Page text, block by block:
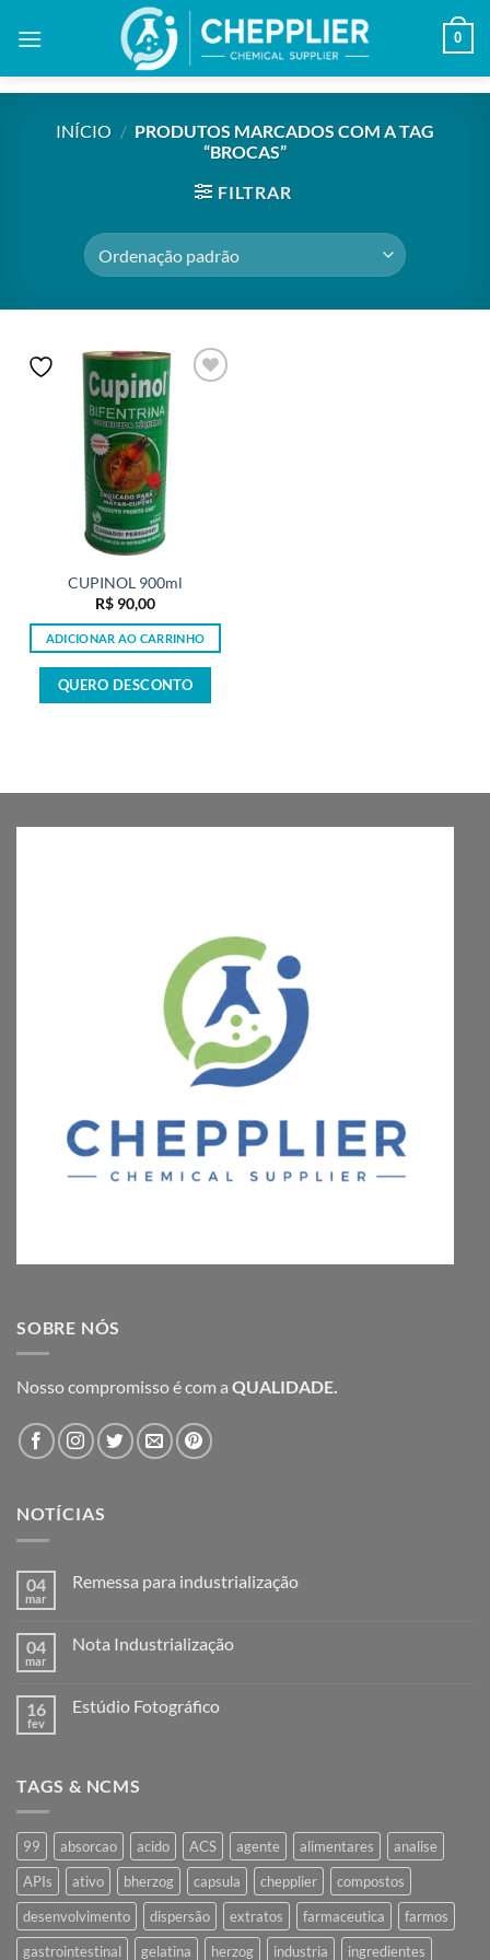
0
INÍCIO / PRODUTOS MARCADOS COM A TAG
“BROCAS”
FILTRAR
CUPINOL 900ml
R$ 90,00
ADICIONAR AO CARRINHO
QUERO DESCONTO
SOBRE NÓS
Nosso compromisso é com a QUALIDADE.
NOTÍCIAS
04
mar
Remessa para industrialização
Remessa
04
mar
Nota Industrialização
Nota
16
fev
Estúdio Fotográfico
Fotográfico
TAGS & NCMS
99 absorcao acido ACS agente alimentares
analise
APIs
ativo bherzog capsula chepplier
compostos
desenvolvimento
dispersão extratos farmaceutica
farmos
gastrointestinal
gelatina herzog industria ingredientes